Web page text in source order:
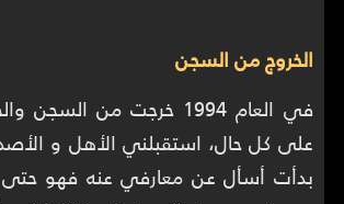
الخروج من السجن
في العام 1994 خرجت من
على كل حال، استقبلني الأهل و
بدأت أسأل عن معارفي عنه فهو